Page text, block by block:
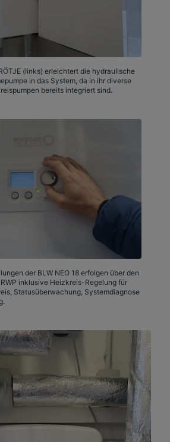
(links) erleichtert die hydraulische
in das System, da in ihr diverse
bereits integriert sind.
der BLW NEO 18 erfolgen über den
inklusive Heizkreis-Regelung für
Statusüberwachung, Systemdiagnose